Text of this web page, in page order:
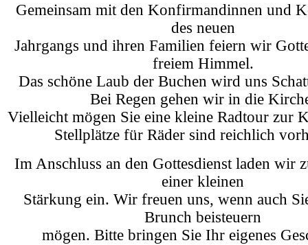
Gemeinsam mit den Konfirmandinnen und
des neuen
Jahrgangs und ihren Familien feiern wir
freiem Himmel.
Das schöne Laub der Buchen wird uns
Bei Regen gehen wir in die
Vielleicht mögen Sie eine kleine Radtour zur
Stellplätze für Räder sind reichlich
Im Anschluss an den Gottesdienst laden wir
einer kleinen
Stärkung ein. Wir freuen uns, wenn auch
Brunch beisteuern
mögen. Bitte bringen Sie Ihr eigenes